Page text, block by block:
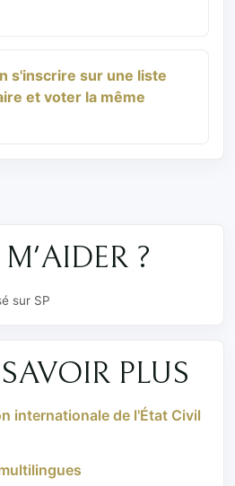
s'inscrire sur une liste
et voter la même
?
sur SP
PLUS
internationale de l'État Civil